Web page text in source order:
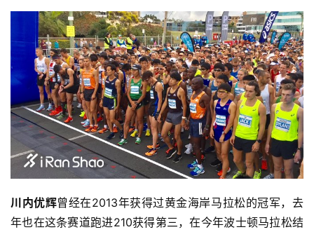
川内优辉曾经在2013年获得过黄金海岸马拉松的冠军，去
年也在这条赛道跑进210获得第三，在今年波士顿马拉松结